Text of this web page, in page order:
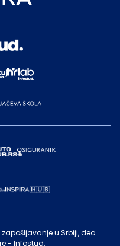
u Srbiji, deo
- Infostud.